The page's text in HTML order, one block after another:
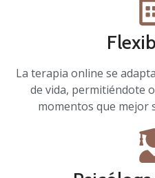
La terapia online se
de vida, permitiéndote
momentos que mejor